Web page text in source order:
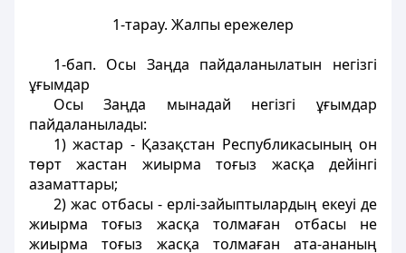
1-тарау. Жалпы ережелер
1-бап. Осы Заңда пайдаланылатын негiзгi
ұғымдар
Осы Заңда мынадай негiзгi ұғымдар
пайдаланылады:
1)жастар - Қазақстан Республикасының он
төрт жастан жиырма тоғыз жасқа дейiнгi
азаматтары;
2) жас отбасы- ерлi-зайыптылардың екеуi де
жиырма тоғыз жасқа толмаған отбасы не
жиырма тоғыз жасқа толмаған ата-ананың